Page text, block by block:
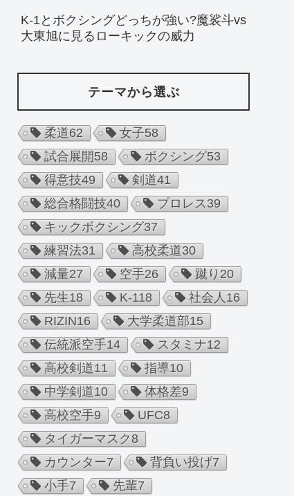
K-1とボクシングどっちが強い?魔裟斗vs
大東旭に見るローキックの威力
テーマから選ぶ
柔道62 女子58
試合展開58 ボクシング53
得意技49 剣道41
総合格闘技40 プロレス39
キックボクシング37
練習法31 高校柔道30
減量27 空手26 蹴り 20
先生18 K-118 社会人 16
RIZIN16 大学柔道部15
伝統派空手14 スタミナ12
高校剣道11 指導10
中学剣道10 体格差9
高校空手9 UFC8
タイガーマスク8
カウンター7 背負い投げ7
小手7 先輩7